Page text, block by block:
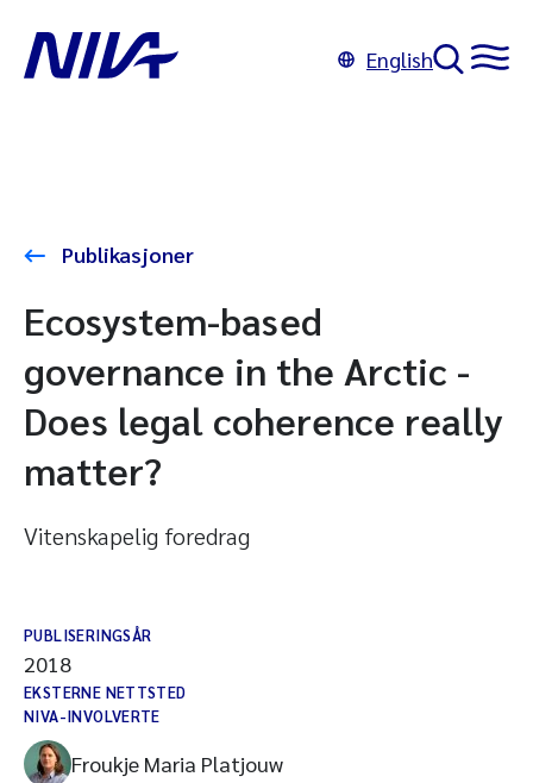
English
Publikasjoner
Ecosystem-based
governance in the Arctic -
Does legal coherence really
matter?
Vitenskapelig foredrag
PUBLISERINGSÅR
2018
EKSTERNE NETTSTED
NIVA-INVOLVERTE
Froukje Maria Platjouw